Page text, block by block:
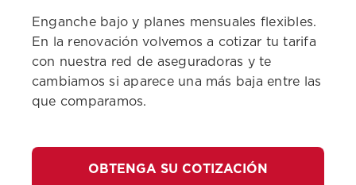
Enganche bajo y planes mensuales flexibles.
En la renovación volvemos a cotizar tu tarifa
con nuestra red de aseguradoras y te
cambiamos si aparece una más baja entre las
que comparamos.
OBTENGA SU COTIZACIÓN